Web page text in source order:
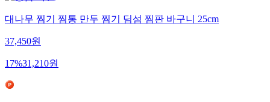
대나무 찜기 찜통 만두 찜기 딤섬 찜판 바구니 25cm
37,450원
17%31,210원